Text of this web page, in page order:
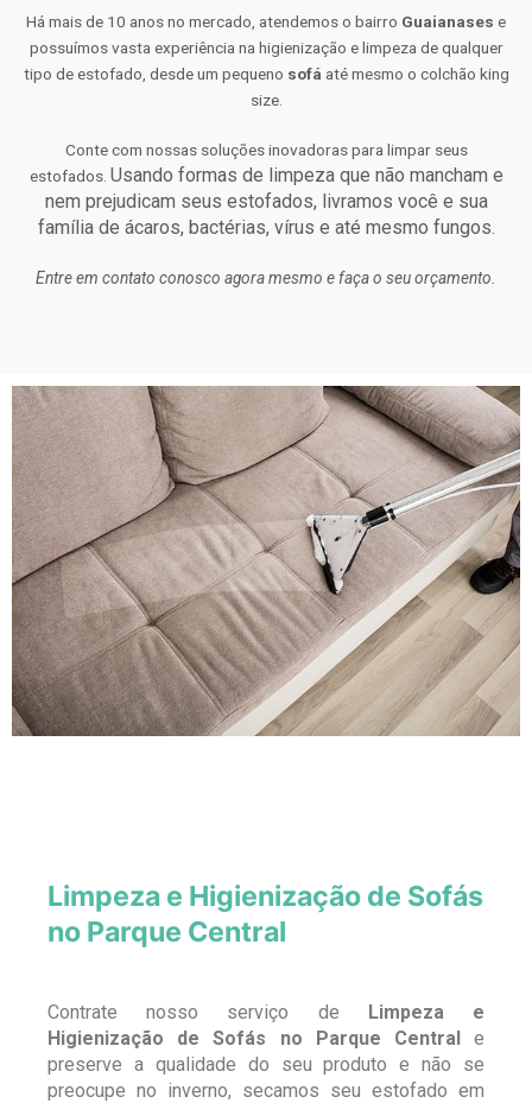
Há mais de 10 anos no mercado, atendemos o bairro Guaianases e
possuímos vasta experiência na higienização e limpeza de qualquer
tipo de estofado, desde um pequeno sofá até mesmo o colchão king
size.
Conte com nossas soluções inovadoras para limpar seus
estofados. Usando formas de limpeza que não mancham e
nem prejudicam seus estofados, livramos você e sua
família de ácaros, bactérias, vírus e até mesmo fungos.
Entre em contato conosco agora mesmo e faça o seu orçamento.
Limpeza e Higienização de Sofás
no Parque Central
Contrate nosso serviço de Limpeza e
Higienização de Sofás no Parque Centrale
preserve a qualidade do seu produto e não se
preocupe no inverno, secamos seu estofado em